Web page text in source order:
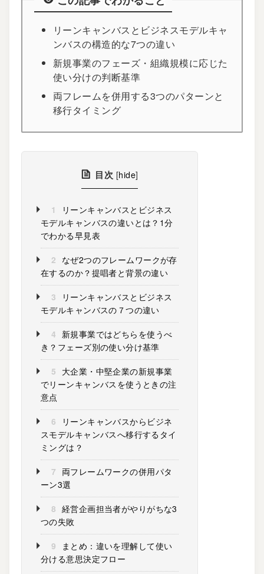
リーンキャンバスとビジネスモデルキャ
ンバスの構造的な7つの違い
新規事業のフェーズ・組織規模に応じた
使い分けの判断基準
両フレームを併用する3つのパターンと
移行タイミング
目次 [hide]
1
リーンキャンバスとビジネス
モデルキャンバスの違いとは？1分
でわかる早見表
2 なぜ2つのフレームワークが存
在するのか？提唱者と背景の違い
3
リーンキャンバスとビジネス
モデルキャンバスの７つの違い
4 新規事業ではどちらを使うべ
き？フェーズ別の使い分け基準
5 大企業・中堅企業の新規事業
でリーンキャンバスを使うときの注
意点
6
リーンキャンバスからビジネ
スモデルキャンバスへ移行するタイ
ミングは？
7 両フレームワークの併用パタ
ーン3選
8 経営企画担当者がやりがちな3
つの失敗
9
まとめ：違いを理解して使い
分ける意思決定フロー